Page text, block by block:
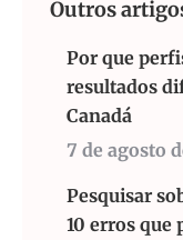
Outros
Por que
resultados
Canadá
7 de agosto
Pesquisar
10 erros que